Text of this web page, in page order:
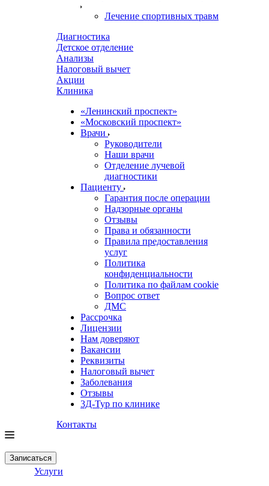
Лечение спортивных травм
Диагностика
Детское отделение
Анализы
Налоговый вычет
Акции
Клиника
«Ленинский проспект»
«Московский проспект»
Врачи
Руководители
Наши врачи
Отделение лучевой
диагностики
Пациенту
Гарантия после операции
Надзорные органы
Отзывы
Права и обязанности
Правила предоставления
услуг
Политика
конфиденциальности
Политика по файлам cookie
Вопрос ответ
ДМС
Рассрочка
Лицензии
Нам доверяют
Вакансии
Реквизиты
Налоговый вычет
Заболевания
Отзывы
3Д-Тур по клинике
Контакты
Записаться
Услуги